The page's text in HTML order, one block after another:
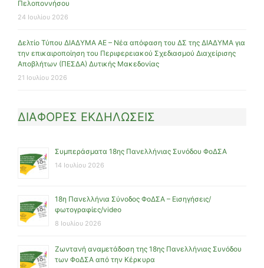
Πελοποννήσου
24 Ιουλίου 2026
Δελτίο Τύπου ΔΙΑΔΥΜΑ ΑΕ – Νέα απόφαση του ΔΣ της ΔΙΑΔΥΜΑ για
την επικαιροποίηση του Περιφερειακού Σχεδιασμού Διαχείρισης
Αποβλήτων (ΠΕΣΔΑ) Δυτικής Μακεδονίας
21 Ιουλίου 2026
ΔΙΑΦΟΡΕΣ ΕΚΔΗΛΩΣΕΙΣ
Συμπεράσματα 18ης Πανελλήνιας Συνόδου ΦοΔΣΑ
14 Ιουλίου 2026
18η Πανελλήνια Σύνοδος ΦοΔΣΑ – Εισηγήσεις/
φωτογραφίες/video
8 Ιουλίου 2026
Ζωντανή αναμετάδοση της 18ης Πανελλήνιας Συνόδου
των ΦοΔΣΑ από την Κέρκυρα